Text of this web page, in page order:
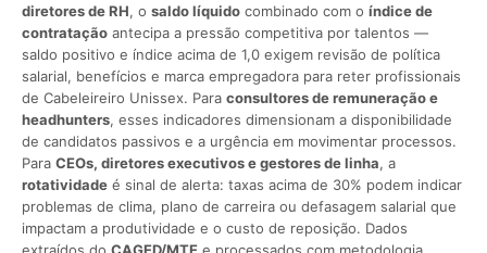
diretores de RH, o saldo líquido combinado com o índice de
contratação antecipa a pressão competitiva por talentos —
saldo positivo e índice acima de 1,0 exigem revisão de política
salarial, benefícios e marca empregadora para reter profissionais
de Cabeleireiro Unissex. Para consultores de remuneração e
headhunters, esses indicadores dimensionam a disponibilidade
de candidatos passivos e a urgência em movimentar processos.
Para CEOs, diretores executivos e gestores de linha, a
rotatividade é sinal de alerta: taxas acima de 30% podem indicar
problemas de clima, plano de carreira ou defasagem salarial que
impactam a produtividade e o custo de reposição. Dados
extraídos do CAGED/MTE e processados com metodologia